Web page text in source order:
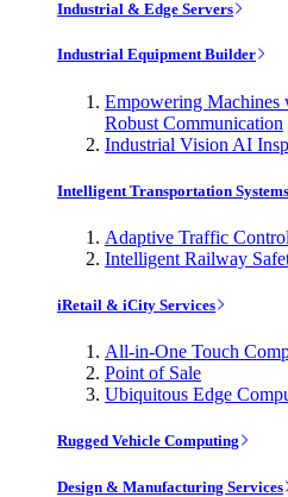
Industrial & Edge Servers
Industrial Equipment Builder
Empowering
Robust Communication
Industrial Vision AI
Intelligent Transportation Systems
Adaptive Traffic
Intelligent Railway
iRetail & iCity Services
All-in-One Touch
Point of Sale
Ubiquitous Edge
Rugged Vehicle Computing
Design & Manufacturing Services